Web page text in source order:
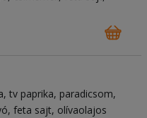
tv paprika paradicsom
feta sajt olívaolajos